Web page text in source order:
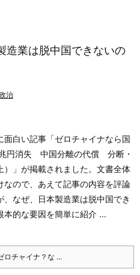
造業は脱中国できないの
治
面白い記事「ゼロチャイナなら国
円消失 中国分離の代償 分断・
）」が掲載されました。文書全体
なので、あえて記事の内容を評論
、なぜ、日本製造業は脱中国でき
本的な要因を簡単に紹介 ...
ロチャイナ？な ...